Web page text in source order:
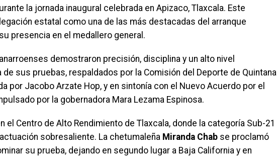
la jornada inaugural celebrada en Apizaco, Tlaxcala. Este
estatal como una de las más destacadas del arranque
presencia en el medallero general.
demostraron precisión, disciplina y un alto nivel
sus pruebas, respaldados por la Comisión del Deporte de Quintana
por Jacobo Arzate Hop, y en sintonía con el Nuevo Acuerdo por el
por la gobernadora Mara Lezama Espinosa.
el Centro de Alto Rendimiento de Tlaxcala, donde la categoría Sub-21
sobresaliente. La chetumaleña Miranda Chab se proclamó
su prueba, dejando en segundo lugar a Baja California y en